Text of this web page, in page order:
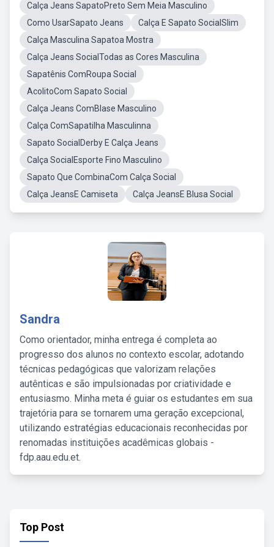
Calça Jeans SapatoPreto Sem Meia Masculino
Como UsarSapato Jeans
Calça E Sapato SocialSlim
Calça Masculina Sapatoa Mostra
Calça Jeans SocialTodas as Cores Masculina
Sapatênis ComRoupa Social
AcolitoCom Sapato Social
Calça Jeans ComBlase Masculino
Calça ComSapatilha Masculinna
Sapato SocialDerby E Calça Jeans
Calça SocialEsporte Fino Masculino
Sapato Que CombinaCom Calça Social
Calça JeansE Camiseta
Calça JeansE Blusa Social
Sandra
Como orientador, minha entrega é completa ao
progresso dos alunos no contexto escolar, adotando
técnicas pedagógicas que valorizam relações
autênticas e são impulsionadas por criatividade e
entusiasmo. Minha meta é guiar os estudantes em sua
trajetória para se tornarem uma geração excepcional,
utilizando estratégias educacionais reconhecidas por
renomadas instituições acadêmicas globais -
fdp.aau.edu.et.
Top Post